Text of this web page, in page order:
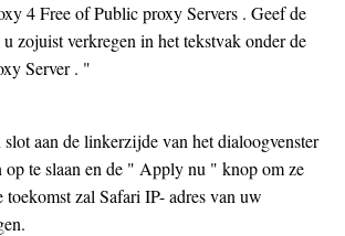
4 Free of Public proxy Servers . Geef de
zojuist verkregen in het tekstvak onder de
Server . "
aan de linkerzijde van het dialoogvenster
te slaan en de " Apply nu " knop om ze
toekomst zal Safari IP- adres van uw